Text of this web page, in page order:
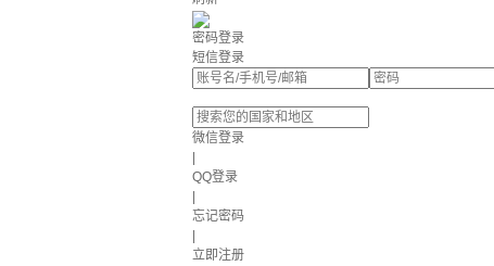
密码登录
短信登录
微信登录
QQ登录
忘记密码
立即注册